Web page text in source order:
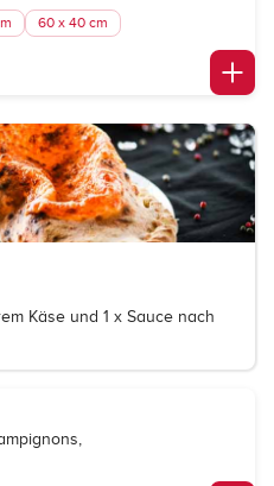
60 x 40 cm
Käse und 1 x Sauce nach